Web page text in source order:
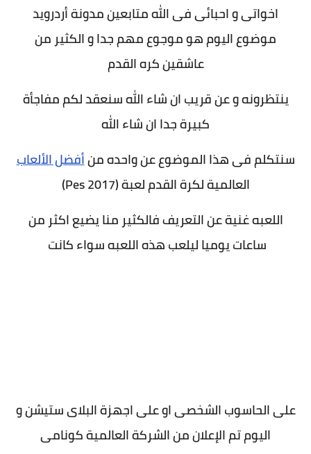
اخواتى و احبائى فى الله متابعين مدونة أردرويد
موضوع اليوم هو موجوع مهم جدا و الكثير من
عاشقين كره القدم
ينتظرونه و عن قريب ان شاء الله سنعقد لكم مفاجأة
كبيرة جدا ان شاء الله
سنتكلم فى هذا الموضوع عن واحده منأفضل الألعاب
العالمية لكرة القدم لعبة (Pes 2017)
اللعبه غنية عن التعريف فالكثير منا يضيع اكثر من
ساعات يوميا ليلعب هذه اللعبه سواء كانت
على الحاسوب الشخصى او على اجهزة البلاى ستيشن و
اليوم تم الإعلان من الشركة العالمية كونامى